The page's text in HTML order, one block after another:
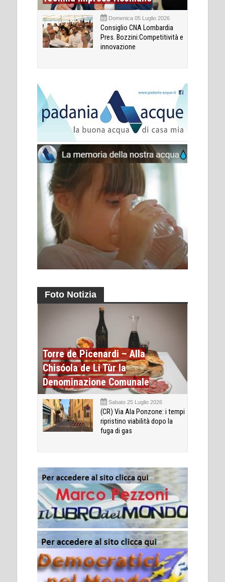
Domenica 05 Luglio 2026
Consiglio CNA Lombardia
Pres. Bozzini:Competitività e
innovazione
Foto Notizia
Torre de Picenardi – Alla
Chisóola de Li Tùr la
Denominazione Comunale
Sabato 25 Luglio 2026
(CR) Via Ala Ponzone: i tempi
ripristino viabilità dopo la
fuga di gas